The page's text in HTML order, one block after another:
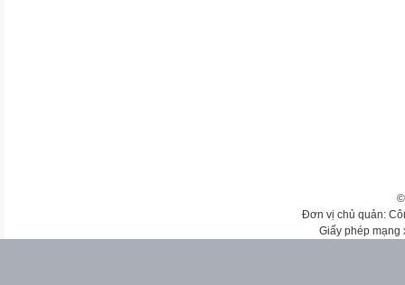
Đơn vị chủ quản:
Giấy phép mạng